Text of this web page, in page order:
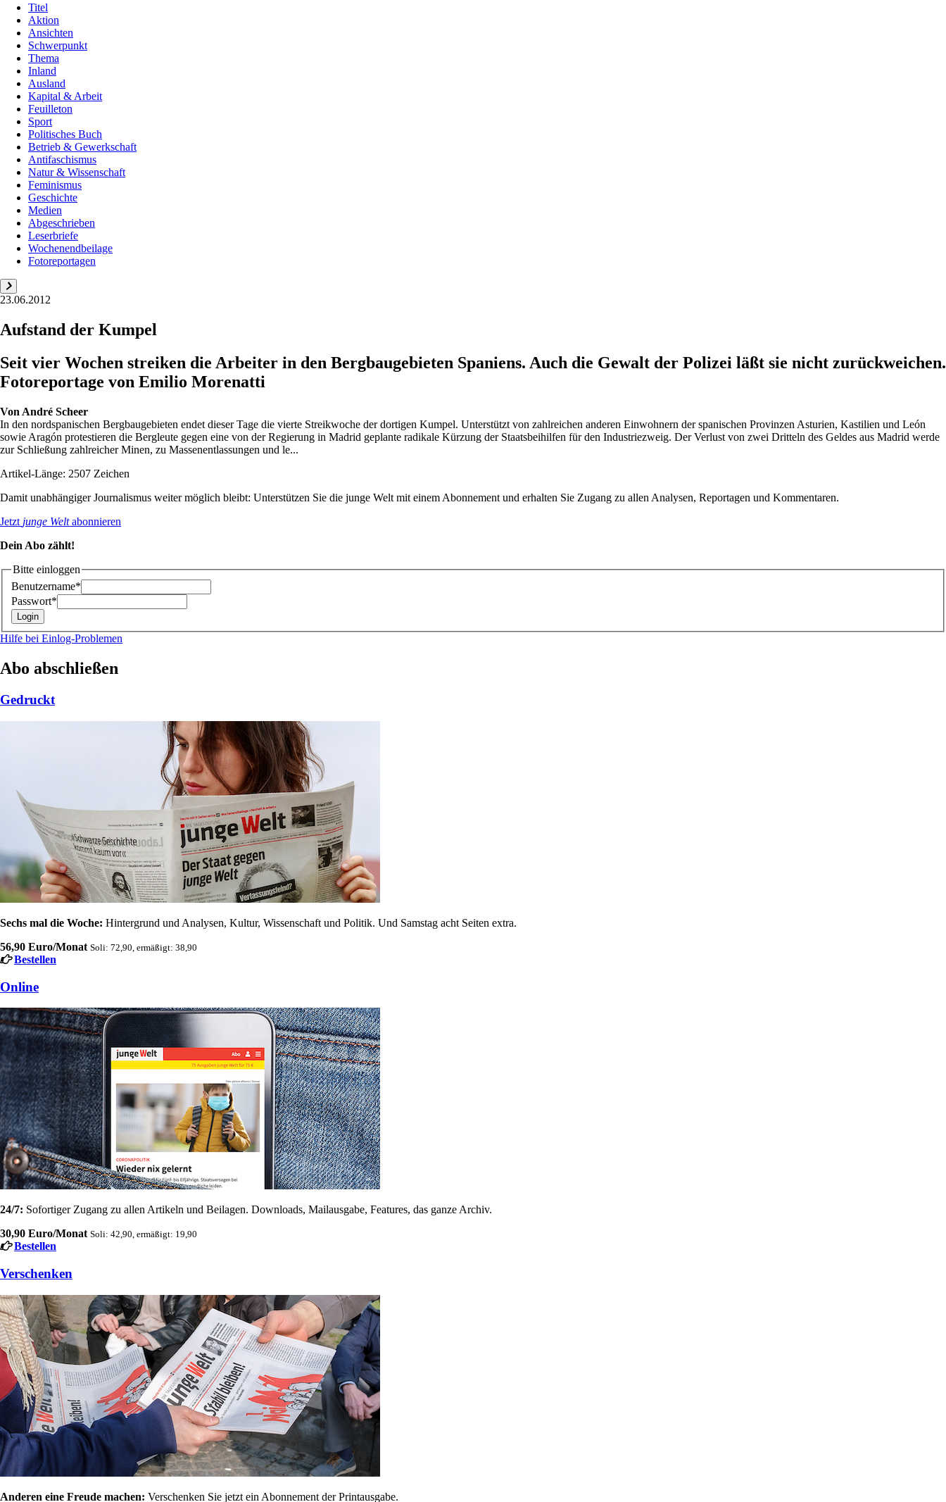
Titel
Aktion
Ansichten
Schwerpunkt
Thema
Inland
Ausland
Kapital & Arbeit
Feuilleton
Sport
Politisches Buch
Betrieb & Gewerkschaft
Antifaschismus
Natur & Wissenschaft
Feminismus
Geschichte
Medien
Abgeschrieben
Leserbriefe
Wochenendbeilage
Fotoreportagen
23.06.2012
Aufstand der Kumpel
Seit vier Wochen streiken die Arbeiter in den Bergbaugebieten Spaniens. Auch die Gewalt der Polizei läßt sie nicht zurückweichen.
Fotoreportage von Emilio Morenatti
Von André Scheer
In den nordspanischen Bergbaugebieten endet dieser Tage die vierte Streikwoche der dortigen Kumpel. Unterstützt von zahlreichen anderen Einwohnern der spanischen Provinzen Asturien, Kastilien und León
sowie Aragón protestieren die Bergleute gegen eine von der Regierung in Madrid geplante radikale Kürzung der Staatsbeihilfen für den Industriezweig. Der Verlust von zwei Dritteln des Geldes aus Madrid werde
zur Schließung zahlreicher Minen, zu Massenentlassungen und le...
Artikel-Länge: 2507 Zeichen
Damit unabhängiger Journalismus weiter möglich bleibt: Unterstützen Sie die junge Welt mit einem Abonnement und erhalten Sie Zugang zu allen Analysen, Reportagen und Kommentaren.
Jetzt junge Weltabonnieren
Dein Abo zählt!
Bitte einloggen
Benutzername*
Passwort*
Hilfe bei Einlog-Problemen
Abo abschließen
Gedruckt
Sechs mal die Woche: Hintergrund und Analysen, Kultur, Wissenschaft und Politik. Und Samstag acht Seiten extra.
56,90 Euro/Monat Soli: 72,90, ermäßigt: 38,90
Bestellen
Online
24/7: Sofortiger Zugang zu allen Artikeln und Beilagen. Downloads, Mailausgabe, Features, das ganze Archiv.
30,90 Euro/Monat Soli: 42,90, ermäßigt: 19,90
Bestellen
Verschenken
Anderen eine Freude machen: Verschenken Sie jetzt ein Abonnement der Printausgabe.